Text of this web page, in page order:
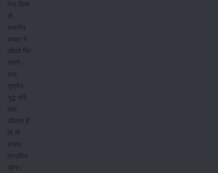
तेज किया
तो
स्थानीय
बाजार में
कीमतें गिर
जाएंगे।
रूस
यूक्रेन
युद्ध यदि
लंबा
खींचता है
तो भी
बाजार
प्रभावित
रहेगा।